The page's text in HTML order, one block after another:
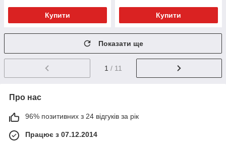
Купити Купити
Показати ще
1 / 11
Про нас
96% позитивних з 24 відгуків за рік
Працює з 07.12.2014